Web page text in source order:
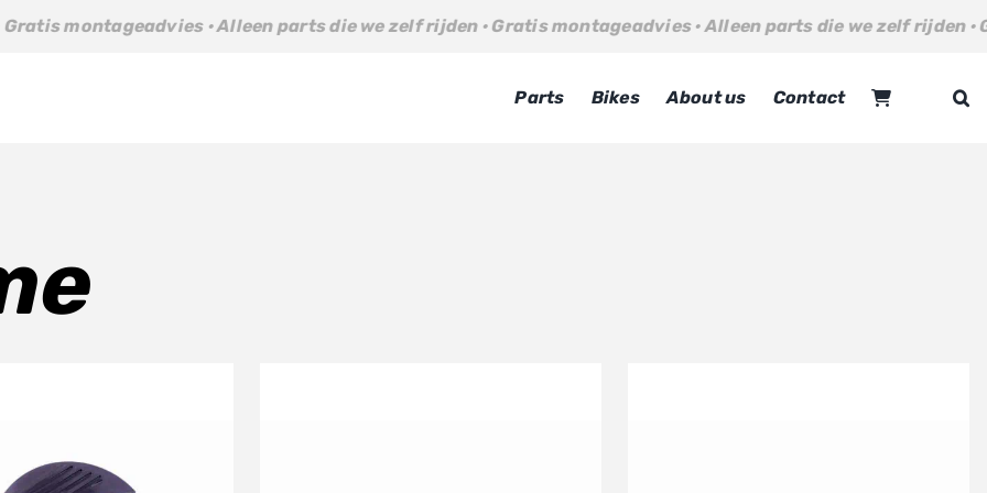
· Alleen parts die we zelf rijden · Gratis montageadvies · Alleen parts die we zelf rijden ·
Parts Bikes About us Contact